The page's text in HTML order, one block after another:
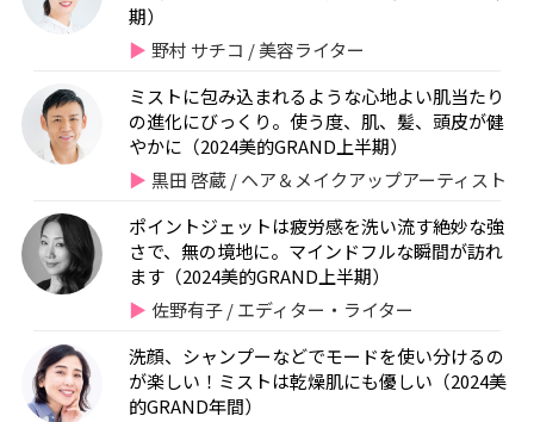
期）
野村 サチコ / 美容ライター
ミストに包み込まれるような心地よい肌当たり
の進化にびっくり。使う度、肌、髪、頭皮が健
やかに（2024美的GRAND上半期）
黒田 啓蔵 / ヘア＆メイクアップアーティスト
ポイントジェットは疲労感を洗い流す絶妙な強
さで、無の境地に。マインドフルな瞬間が訪れ
ます（2024美的GRAND上半期）
佐野有子 / エディター・ライター
洗顔、シャンプーなどでモードを使い分けるの
が楽しい！ミストは乾燥肌にも優しい（2024美
的GRAND年間）